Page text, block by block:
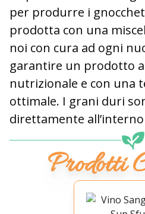
per produrre i
prodotta con una
noi con cura ad ogni
garantire un prodotto
nutrizionale e con una
ottimale. I grani duri
direttamente
Prodotti